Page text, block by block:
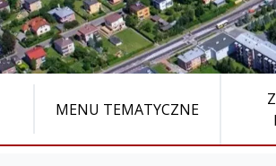
MENU TEMATYCZNE